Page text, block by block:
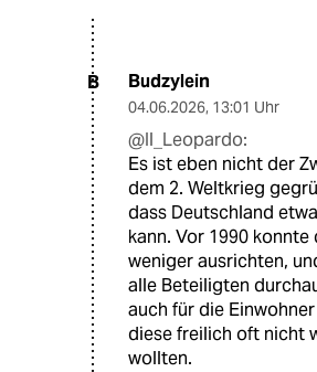
B Budzylein
04.06.2026, 13:01 Uhr
@Il_Leopardo:
Es ist eben nicht der
dem 2. Weltkrieg
dass Deutschland
kann. Vor 1990 konnte
weniger ausrichten,
alle Beteiligten
auch für die Einwohner
diese freilich oft nicht
wollten.